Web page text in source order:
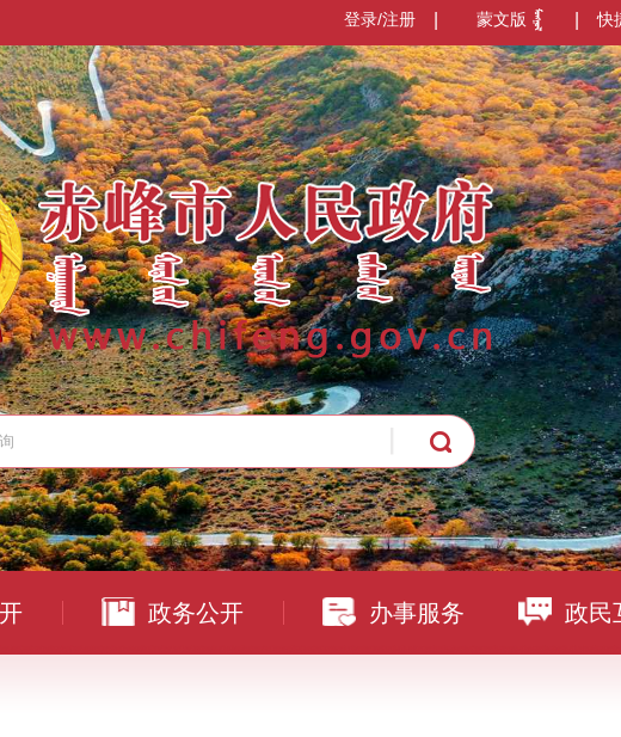
快
蒙文版
登录/注册
政务公开 办事服务 政民